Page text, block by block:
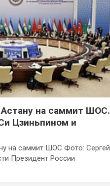
на саммит ШОС.
Цзиньпином и
на саммит ШОС Фото: Сергей
Президент России